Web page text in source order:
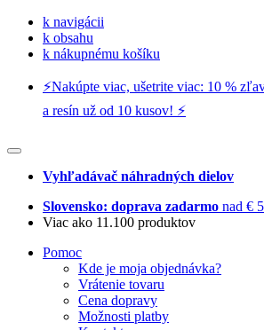
k navigácii
k obsahu
k nákupnému košíku
⚡️Nakúpte viac, ušetrite viac: 10 %
a resín už od 10 kusov! ⚡️
Vyhľadávač náhradných dielov
Slovensko: doprava zadarmo nad €
Viac ako 11.100 produktov
Pomoc
Kde je moja objednávka?
Vrátenie tovaru
Cena dopravy
Možnosti platby